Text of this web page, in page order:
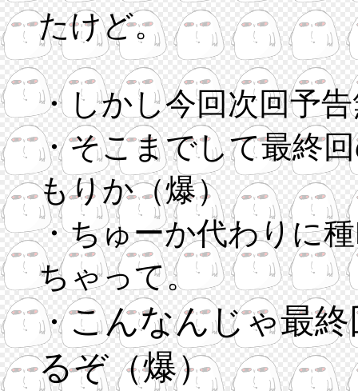
たけど。
・しかし今回次回予
・そこまでして最終
もりか（爆）
・ちゅーか代わりに
ちゃって。
・こんなんじゃ最
るぞ（爆）